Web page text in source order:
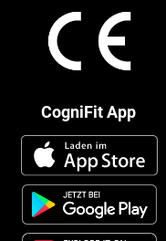
CogniFit App